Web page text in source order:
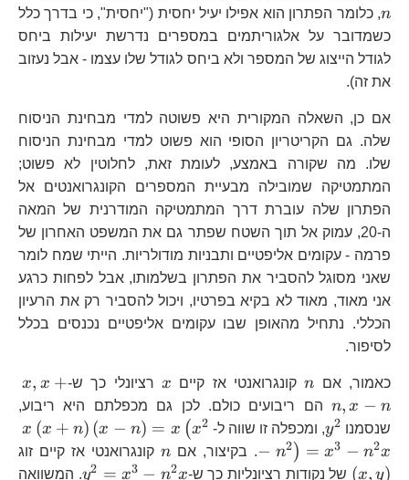
n, כלומר הפתרון הוא אפילו יעיל יחסית ("יחסית", כי בדרך כלל
כשמדובר על אלגוריתמים במספרים נדרשת יעילות ביחס
לגודל הייצוג של המספר ולא ביחס לגודל שלו עצמו - אבל נעזוב
את זה).
אם כן, השאלה המקורית היא פשוטה למדי מבחינת הניסוח
שלה. גם הקריטריון הסופי הוא פשוט למדי מבחינת הניסוח
שלו. מה שקורה באמצע, לעומת זאת, לחלוטין לא פשוט;
המתמטיקה שמובילה מבעיית המספרים הקונגרואנטים אל
הפתרון שלה עוברת דרך המתמטיקה המודרנית של המאה
ה-20, עמוק אל תוך השטח שפתר גם את המשפט האחרון של
פרמה - עקומים אליפטיים ותבניות מודולריות. הייתי שמח לומר
שאני מסוגל להסביר את הפתרון בשלמותו, אבל לפחות כרגע
אני מאוד, מאוד לא בקיא בפרטיו, ויכול להסביר רק את הרעיון
הכללי. נתחיל מהאופן שבו עקומים אליפטיים נכנסים בכלל
לסיפור.
כאמור, אם n nקונגרואנטי אז קיים
x
x רציונלי כך ש-
n
x, x +
n, x − n
הם ריבועים כולם. לכן גם מכפלתם היא ריבוע,
שנסמנו
y^{2} y2 , ומכפלה זו שווה ל- x (x + n) (x − n) = x (x2
− n2 ) = x3 − n2x . בקיצור, אםn
nקונגרואנטי אז קיים זוג
(x, y) של נקודות רציונליות כך ש- y2 = x3 − n2x
. המשוואה